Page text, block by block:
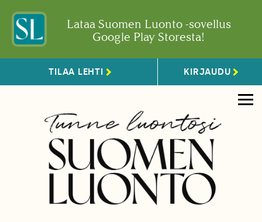
Lataa Suomen Luonto -sovellus
Google Play Storesta!
TILAA LEHTI KIRJAUDU